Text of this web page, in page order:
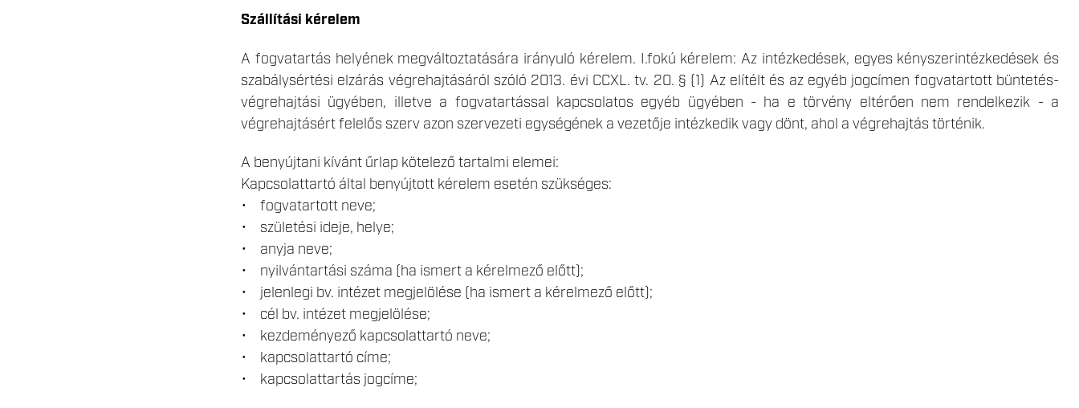
Szállítási kérelem
A fogvatartás helyének megváltoztatására irányuló kérelem. I.fokú kérelem: Az intézkedések, egyes kényszerintézkedések és
szabálysértési elzárás végrehajtásáról szóló 2013. évi CCXL. tv. 20. § (1) Az elítélt és az egyéb jogcímen fogvatartott büntetés-
végrehajtási ügyében, illetve a fogvatartással kapcsolatos egyéb ügyében - ha e törvény eltérően nem rendelkezik - a
végrehajtásért felelős szerv azon szervezeti egységének a vezetője intézkedik vagy dönt, ahol a végrehajtás történik.
A benyújtani kívánt űrlap kötelező tartalmi elemei:
Kapcsolattartó által benyújtott kérelem esetén szükséges:
• fogvatartott neve;
• születési ideje, helye;
• anyja neve;
• nyilvántartási száma (ha ismert a kérelmező előtt);
• jelenlegi bv. intézet megjelölése (ha ismert a kérelmező előtt);
• cél bv. intézet megjelölése;
• kezdeményező kapcsolattartó neve;
• kapcsolattartó címe;
• kapcsolattartás jogcíme;